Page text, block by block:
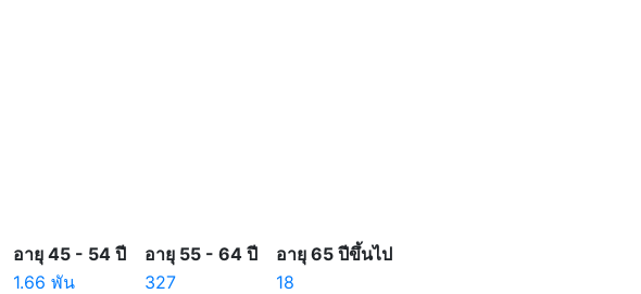
อายุ 45 - 54 ปี อายุ 55 - 64 ปี
อายุ 65 ปีขึ้นไป
1.66 พัน 327 18